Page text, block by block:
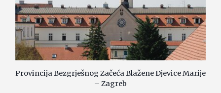
Provincija Bezgrješnog Začeća Blažene Djevice Marije
– Zagreb